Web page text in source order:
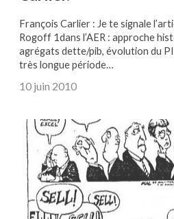
François Carlier : Je te signale
Rogoff 1dans l’AER : approche
agrégats dette/pib, évolution du
très longue période…
10 juin 2010